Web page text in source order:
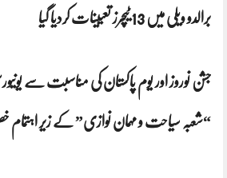
برالدو ویلی میں 13 ٹیچرز تعیینات کردیا گیا
جشن نوروز اور یوم پاکستان کی مناسبت سے
“شعبہ سیاحت و مہمان نوازی” کے زیر اہتمام